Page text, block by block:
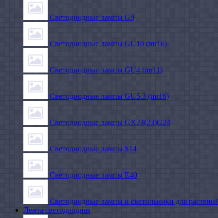
Светодиодные лампы G9
Светодиодные лампы GU10 (mr16)
Светодиодные лампы GU4 (mr11)
Светодиодные лампы GU5.3 (mr16)
Светодиодные лампы GX24(23)G24
Светодиодные лампы S14
Светодиодные лампы Е40
Светодиодные лампы и светильники для
Лента светодиодная